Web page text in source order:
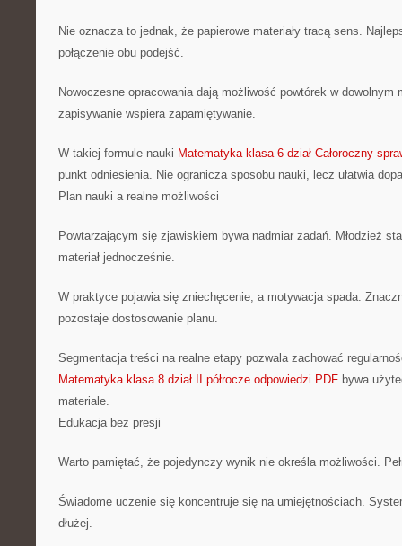
Nie oznacza to jednak, że papierowe materiały tracą sens.
połączenie obu podejść.
Nowoczesne opracowania dają możliwość powtórek w dowolnym
zapisywanie wspiera zapamiętywanie.
W takiej formule nauki Matematyka klasa 6 dział Całoroczny
punkt odniesienia. Nie ogranicza sposobu nauki, lecz ułatwia
Plan nauki a realne możliwości
Powtarzającym się zjawiskiem bywa nadmiar zadań. Młodzież
materiał jednocześnie.
W praktyce pojawia się zniechęcenie, a motywacja spada.
pozostaje dostosowanie planu.
Segmentacja treści na realne etapy pozwala zachować
Matematyka klasa 8 dział II półrocze odpowiedzi PDF bywa
materiale.
Edukacja bez presji
Warto pamiętać, że pojedynczy wynik nie określa możliwości.
Świadome uczenie się koncentruje się na umiejętnościach.
dłużej.